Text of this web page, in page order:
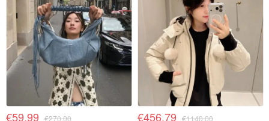
€59.99 €270.00 €456.79 €1140.00